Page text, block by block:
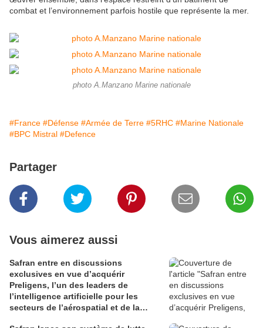
combat et l’environnement parfois hostile que représente la mer.
photo A.Manzano Marine nationale
#France #Défense #Armée de Terre #5RHC #Marine Nationale
#BPC Mistral #Defence
Partager
Vous aimerez aussi
Safran entre en discussions
exclusives en vue d’acquérir
Preligens, l’un des leaders de
l’intelligence artificielle pour les
secteurs de l’aérospatial et de la